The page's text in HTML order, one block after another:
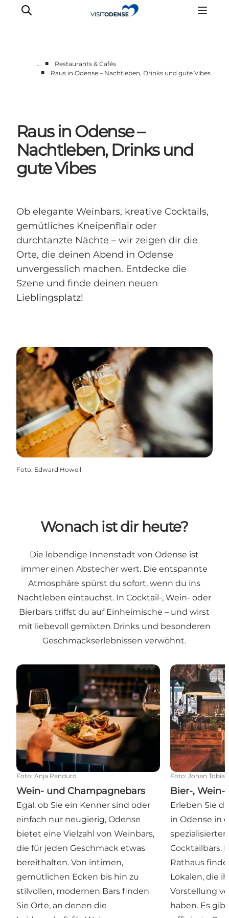
Inspiration
… ■
Restaurants & Cafés
■
Raus in Odense – Nachtleben, Drinks und gute Vibes
Raus in Odense –
Nachtleben, Drinks und
gute Vibes
Ob elegante Weinbars, kreative Cocktails,
gemütliches Kneipenflair oder
durchtanzte Nächte – wir zeigen dir die
Orte, die deinen Abend in Odense
unvergesslich machen. Entdecke die
Szene und finde deinen neuen
Lieblingsplatz!
Foto: Edward Howell
Wonach ist dir heute?
Die lebendige Innenstadt von Odense ist
immer einen Abstecher wert. Die entspannte
Atmosphäre spürst du sofort, wenn du ins
Nachtleben eintauchst. In Cocktail-, Wein- oder
Bierbars triffst du auf Einheimische – und wirst
mit liebevoll gemixten Drinks und besonderen
Geschmackserlebnissen verwöhnt.
Wein- und Champagnebars
Foto: Anja Panduro
Wein- und Champagnebars
Egal, ob Sie ein Kenner sind oder
einfach nur neugierig, Odense
bietet eine Vielzahl von Weinbars,
die für jeden Geschmack etwas
bereithalten. Von intimen,
gemütlichen Ecken bis hin zu
stilvollen, modernen Bars finden
Sie Orte, an denen die
Bier-, Wein-
Foto: Johan
Bier-, Wein-
Erleben Sie
in Odense in
Cocktailbars.
Rathaus
Lokalen, die
Vorstellung
haben. Es